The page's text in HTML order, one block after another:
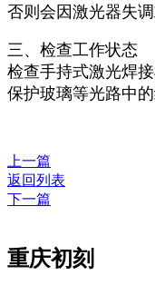
否则会因激光器失
三、检查工作状态
检查手持式激光焊
保护玻璃等光路中
上一篇
返回列表
下一篇
重庆初刻